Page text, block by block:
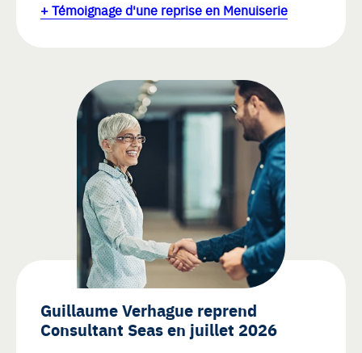
+ Témoignage d'une reprise en Menuiserie
Guillaume Verhague reprend
Consultant Seas en juillet 2026